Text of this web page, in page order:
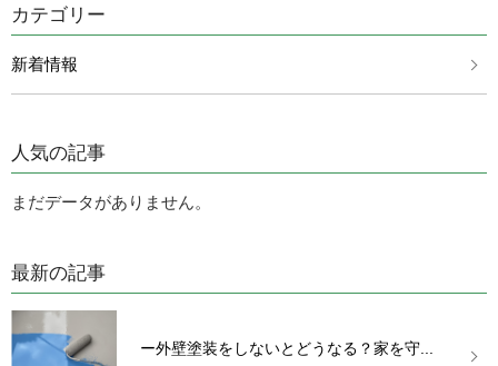
カテゴリー
新着情報
人気の記事
まだデータがありません。
最新の記事
ー外壁塗装をしないとどうなる？家を守...